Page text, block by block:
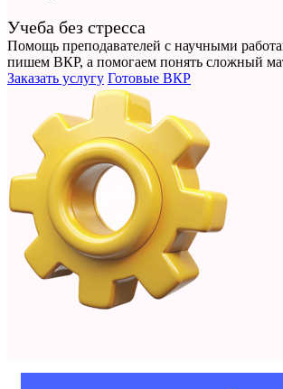
Учеба без стресса
Помощь преподавателей с научными
пишем ВКР, а помогаем понять сложный
Заказать услугу Готовые ВКР